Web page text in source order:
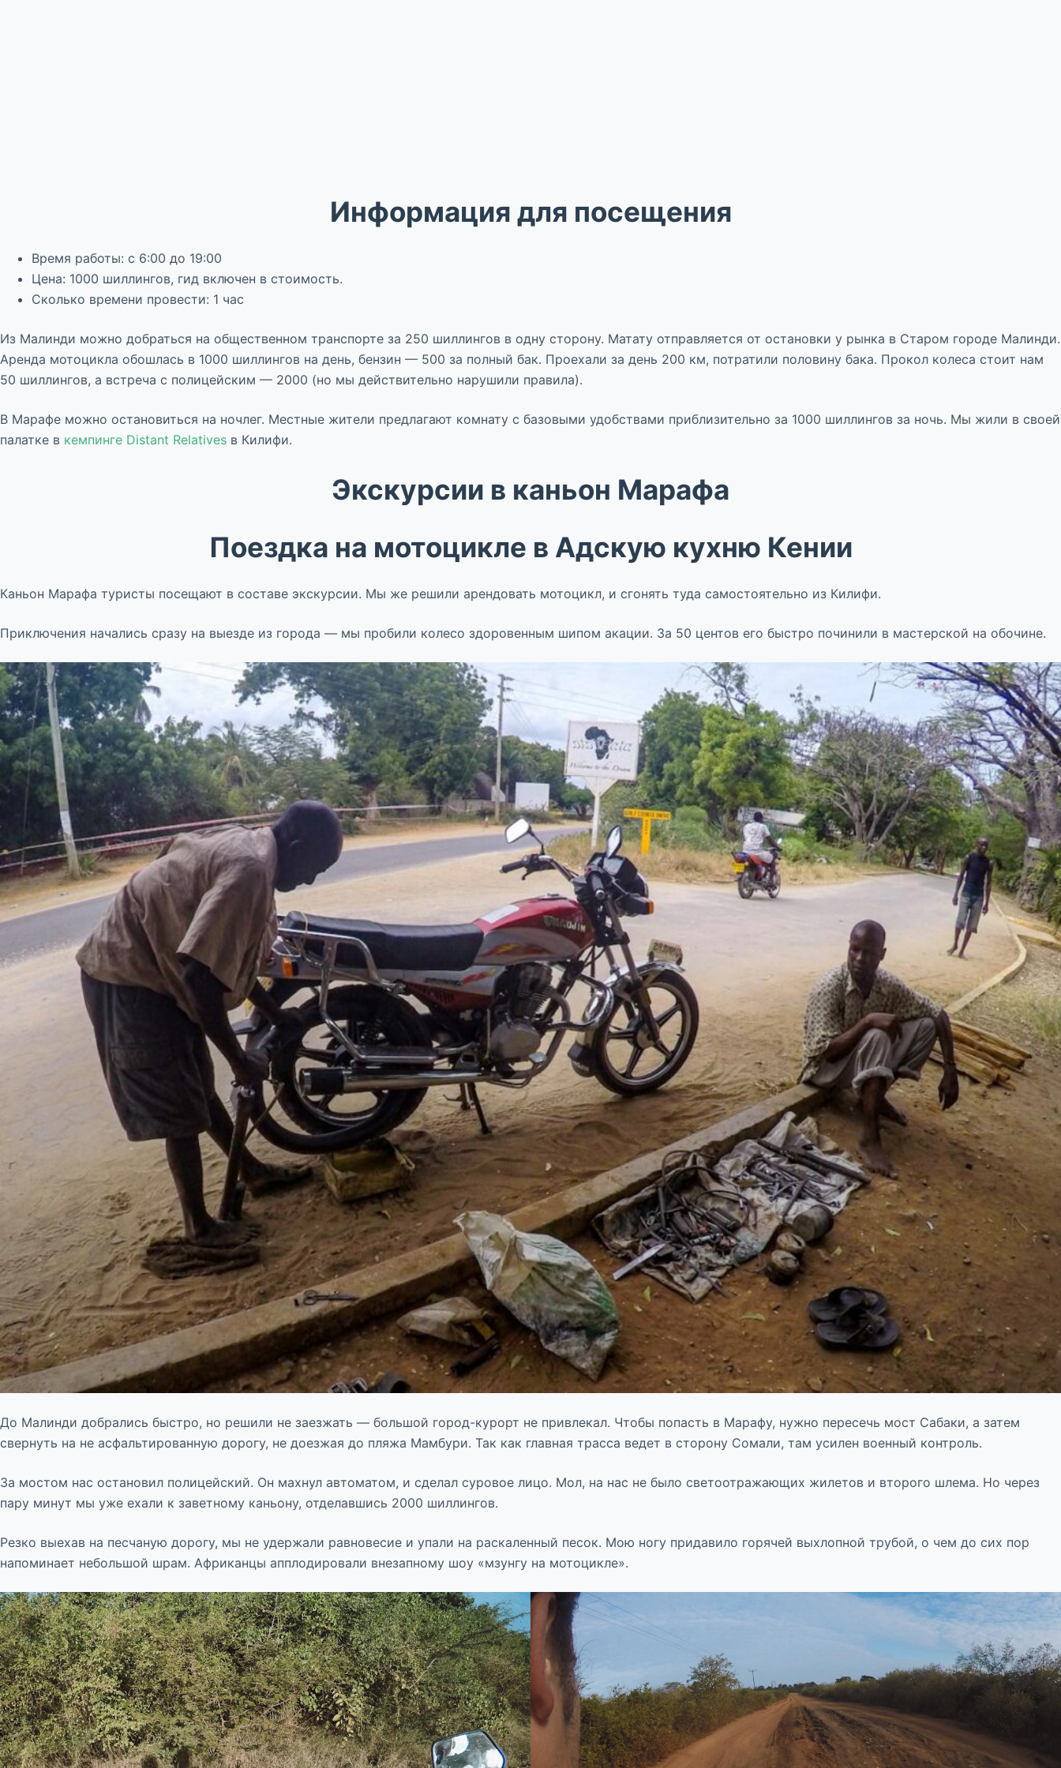
Информация для посещения
Время работы: с 6:00 до 19:00
Цена: 1000 шиллингов, гид включен в стоимость.
Сколько времени провести: 1 час
Из Малинди можно добраться на общественном транспорте за 250 шиллингов в одну сторону. Матату отправляется от остановки у рынка в Старом городе Малинди.
Аренда мотоцикла обошлась в 1000 шиллингов на день, бензин — 500 за полный бак. Проехали за день 200 км, потратили половину бака. Прокол колеса стоит нам
50 шиллингов, а встреча с полицейским — 2000 (но мы действительно нарушили правила).
В Марафе можно остановиться на ночлег. Местные жители предлагают комнату с базовыми удобствами приблизительно за 1000 шиллингов за ночь. Мы жили в своей
палатке в кемпинге Distant Relatives в Килифи.
Экскурсии в каньон Марафа
Поездка на мотоцикле в Адскую кухню Кении
Каньон Марафа туристы посещают в составе экскурсии. Мы же решили арендовать мотоцикл, и сгонять туда самостоятельно из Килифи.
Приключения начались сразу на выезде из города — мы пробили колесо здоровенным шипом акации. За 50 центов его быстро починили в мастерской на обочине.
До Малинди добрались быстро, но решили не заезжать — большой город-курорт не привлекал. Чтобы попасть в Марафу, нужно пересечь мост Сабаки, а затем
свернуть на не асфальтированную дорогу, не доезжая до пляжа Мамбури. Так как главная трасса ведет в сторону Сомали, там усилен военный контроль.
За мостом нас остановил полицейский. Он махнул автоматом, и сделал суровое лицо. Мол, на нас не было светоотражающих жилетов и второго шлема. Но через
пару минут мы уже ехали к заветному каньону, отделавшись 2000 шиллингов.
Резко выехав на песчаную дорогу, мы не удержали равновесие и упали на раскаленный песок. Мою ногу придавило горячей выхлопной трубой, о чем до сих пор
напоминает небольшой шрам. Африканцы апплодировали внезапному шоу «мзунгу на мотоцикле».